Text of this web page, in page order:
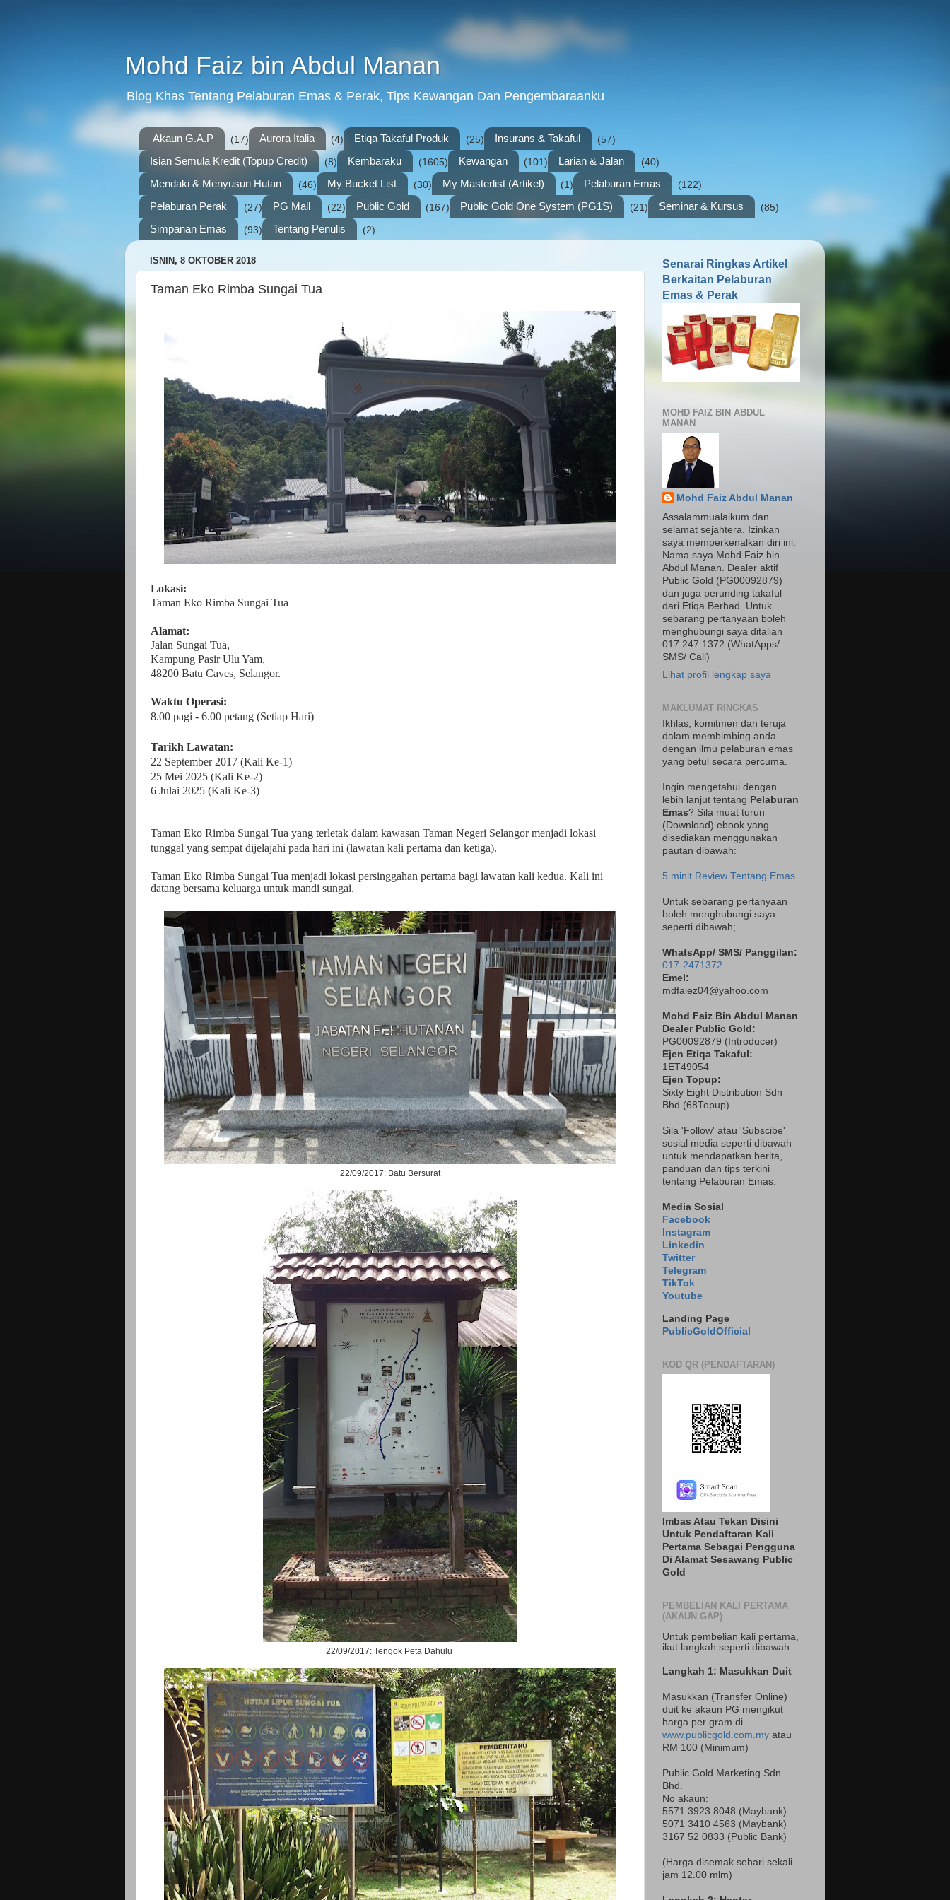
Mohd Faiz bin Abdul Manan
Blog Khas Tentang Pelaburan Emas & Perak, Tips Kewangan Dan Pengembaraanku
Akaun G.A.P (17) Aurora Italia (4) Etiqa Takaful Produk (25) Insurans & Takaful (57)
Isian Semula Kredit (Topup Credit) (8) Kembaraku (1605) Kewangan (101) Larian & Jalan (40)
Mendaki & Menyusuri Hutan (46) My Bucket List (30) My Masterlist (Artikel) (1) Pelaburan Emas (122)
Pelaburan Perak (27) PG Mall (22) Public Gold (167) Public Gold One System (PG1S) (21) Seminar & Kursus (85)
Simpanan Emas (93) Tentang Penulis (2)
ISNIN, 8 OKTOBER 2018
Taman Eko Rimba Sungai Tua
Lokasi:
Taman Eko Rimba Sungai Tua
Alamat:
Jalan Sungai Tua,
Kampung Pasir Ulu Yam,
48200 Batu Caves, Selangor.
Waktu Operasi:
8.00 pagi - 6.00 petang (Setiap Hari)
Tarikh Lawatan:
22 September 2017 (Kali Ke-1)
25 Mei 2025 (Kali Ke-2)
6 Julai 2025 (Kali Ke-3)
Taman Eko Rimba Sungai Tua yang terletak dalam kawasan Taman Negeri Selangor menjadi lokasi
tunggal yang sempat dijelajahi pada hari ini (lawatan kali pertama dan ketiga).
Taman Eko Rimba Sungai Tua menjadi lokasi persinggahan pertama bagi lawatan kali kedua. Kali ini
datang bersama keluarga untuk mandi sungai.
22/09/2017: Batu Bersurat
22/09/2017: Tengok Peta Dahulu
Senarai Ringkas Artikel
Berkaitan Pelaburan
Emas & Perak
MOHD FAIZ BIN ABDUL
MANAN
Mohd Faiz Abdul Manan
Assalammualaikum dan
selamat sejahtera. Izinkan
saya memperkenalkan diri ini.
Nama saya Mohd Faiz bin
Abdul Manan. Dealer aktif
Public Gold (PG00092879)
dan juga perunding takaful
dari Etiqa Berhad. Untuk
sebarang pertanyaan boleh
menghubungi saya ditalian
017 247 1372 (WhatApps/
SMS/ Call)
Lihat profil lengkap saya
MAKLUMAT RINGKAS
Ikhlas, komitmen dan teruja
dalam membimbing anda
dengan ilmu pelaburan emas
yang betul secara percuma.
Ingin mengetahui dengan
lebih lanjut tentang Pelaburan
Emas? Sila muat turun
(Download) ebook yang
disediakan menggunakan
pautan dibawah:
5 minit Review Tentang Emas
Untuk sebarang pertanyaan
boleh menghubungi saya
seperti dibawah;
WhatsApp/ SMS/ Panggilan:
017-2471372
Emel:
mdfaiez04@yahoo.com
Mohd Faiz Bin Abdul Manan
Dealer Public Gold:
PG00092879 ( Introducer)
Ejen Etiqa Takaful:
1ET49054
Ejen Topup:
Sixty Eight Distribution Sdn
Bhd (68Topup)
Sila 'Follow' atau 'Subscibe'
sosial media seperti dibawah
untuk mendapatkan berita,
panduan dan tips terkini
tentang Pelaburan Emas.
Media Sosial
Facebook
Instagram
Linkedin
Twitter
Telegram
TikTok
Youtube
Landing Page
PublicGoldOfficial
KOD QR (PENDAFTARAN)
Imbas Atau Tekan Disini
Untuk Pendaftaran Kali
Pertama Sebagai Pengguna
Di Alamat Sesawang Public
Gold
PEMBELIAN KALI PERTAMA
(AKAUN GAP)
Untuk pembelian kali pertama,
ikut langkah seperti dibawah:
Langkah 1: Masukkan Duit
Masukkan (Transfer Online)
duit ke akaun PG mengikut
harga per gram di
www.publicgold.com.my atau
RM 100 (Minimum)
Public Gold Marketing Sdn.
Bhd.
No akaun:
5571 3923 8048 (Maybank)
5071 3410 4563 (Maybank)
3167 52 0833 (Public Bank)
(Harga disemak sehari sekali
jam 12.00 mlm)